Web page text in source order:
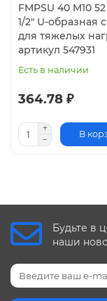
FMPSU 40 M10
1/2" U-образная
для тяжелых
артикул 547931
Есть в наличии
364.78 ₽
В
Будьте в
наши